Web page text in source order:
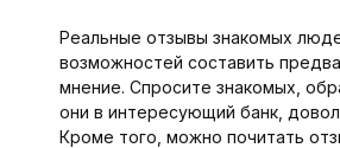
Реальные отзывы знакомых
возможностей составить
мнение. Спросите знакомых,
они в интересующий банк,
Кроме того, можно почитать